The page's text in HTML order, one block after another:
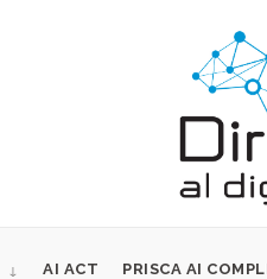
AI ACT PRISCA AI